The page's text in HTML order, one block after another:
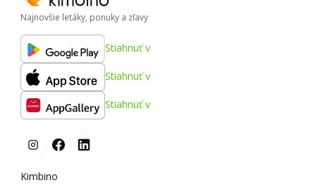
Najnovšie letáky, ponuky a zľavy
Stiahnuť v
Stiahnuť v
Stiahnuť v
Kimbino